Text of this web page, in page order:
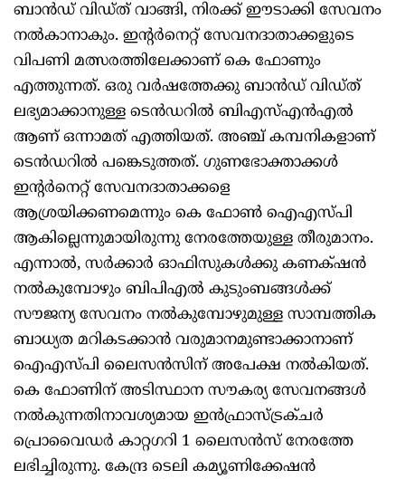
ബാന്‍ഡ് വിഡ്ത് വാങ്ങി, നിരക്ക് ഈടാക്കി സേവനം
നൽകാനാകും. ഇന്റർനെറ്റ് സേവനദാതാക്കളുടെ
വിപണി മത്സരത്തിലേക്കാണ് കെ ഫോണും
എത്തുന്നത്. ഒരു വർഷത്തേക്കു ബാൻഡ് വിഡ്ത്
ലഭ്യമാക്കാനുള്ള ടെൻഡറിൽ ബിഎസ്എൻഎൽ
ആണ് ഒന്നാമത് എത്തിയത്. അഞ്ച് കമ്പനികളാണ്
ടെൻഡറിൽ പങ്കെടുത്തത്. ഗുണഭോക്താക്കൾ
ഇന്റർനെറ്റ് സേവനദാതാക്കളെ
ആശ്രയിക്കണമെന്നും കെ ഫോൺ ഐഎസ്പി
ആകില്ലെന്നുമായിരുന്നു നേരത്തേയുള്ള തീരുമാനം.
എന്നാൽ, സർക്കാർ ഓഫിസുകൾക്കു കണക്‌ഷൻ
നൽകുമ്പോഴും ബിപിഎൽ കുടുംബങ്ങൾക്ക്
സൗജന്യ സേവനം നൽകുമ്പോഴുമുള്ള സാമ്പത്തിക
ബാധ്യത മറികടക്കാൻ വരുമാനമുണ്ടാക്കാനാണ്
ഐഎസ്പി ലൈസൻസിന് അപേക്ഷ നൽകിയത്.
കെ ഫോണിന് അടിസ്ഥാന സൗകര്യ സേവനങ്ങൾ
നൽകുന്നതിനാവശ്യമായ ഇൻഫ്രാസ്ട്രക്ചർ
പ്രൊവൈഡർ കാറ്റഗറി 1 ലൈസൻസ് നേരത്തേ
ലഭിച്ചിരുന്നു. കേന്ദ്ര ടെലി കമ്യൂണിക്കേഷൻ